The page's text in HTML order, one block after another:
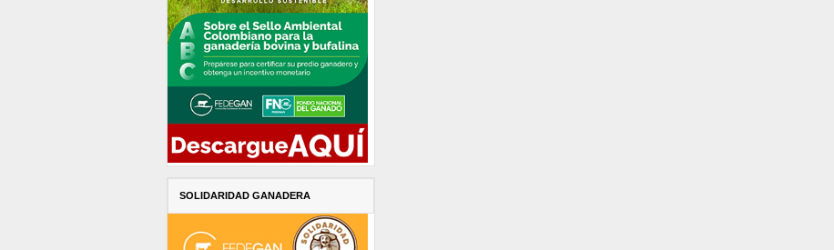
SOLIDARIDAD GANADERA